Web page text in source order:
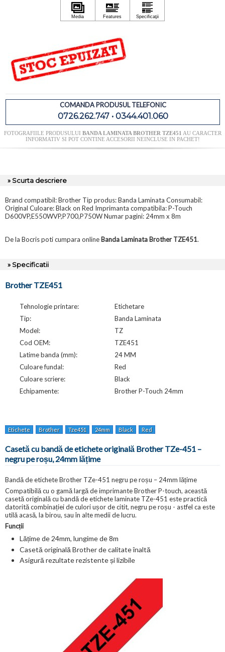
COMANDA PRODUSUL TELEFONIC
0726.262.747 • 0344.401.060
FOTOGRAFIILE PRODUSULUI BANDA LAMINATA BROTHER TZE451 AU CARACTER
INFORMATIV SI POT CONTINE ACCESORII NEINCLUSE IN PACHET!
» Scurta descriere
Brand compatibil: Brother Tip produs: Banda Laminata Consumabil:
Original Culoare: Black on Red Imprimanta compatibila: P-Touch
D600VP,E550WVP,P700,P750W Numar pagini: 24mm x 8m
De la Bocris poti cumpara online Banda Laminata Brother TZE451.
» Specificatii
Brother TZE451
Tehnologie printare:
Etichetare
Tip:
Banda Laminata
Model:
TZ
Cod OEM:
TZE451
Latime banda (mm):
24 MM
Culoare fundal:
Red
Culoare scriere:
Black
Echipamente:
Brother P-Touch 24mm
Etichete Brother Tze451 24mm Black Red
Casetă cu bandă de etichete originală Brother TZe-451 –
negru pe roșu, 24mm lățime
Bandă de etichete Brother TZe-451 negru pe roșu – 24mm lățime
Compatibilă cu o gamă largă de imprimante Brother P-touch, această
casetă originală cu bandă de etichete laminate TZe-451 este practică
datorită combinației de culori ușor de citit, negru pe roșu - astfel ca este
utilă acasă, la birou, sau în alte medii de lucru.
Funcții
Lățime de 24mm, lungime de 8m
Casetă originală Brother de calitate înaltă
Asigură rezultate rezistente și lizibile